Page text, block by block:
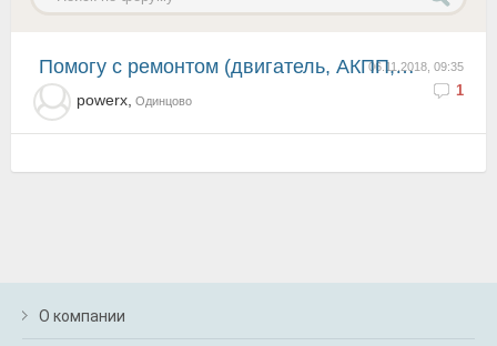
06.11.2018, 09:35
1
Помогу с ремонтом (двигатель, АКПП, ходовая...)
powerx, Одинцово
О компании